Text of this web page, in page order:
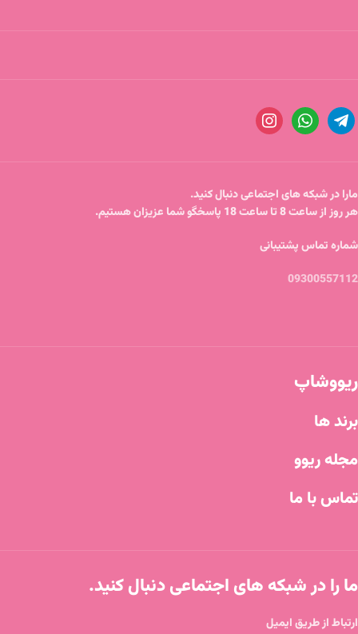
مارا در شبکه های اجتماعی دنبال کنید.
هر روز از ساعت 8 تا ساعت 18 پاسخگو شما عزیزان هستیم.
شماره تماس پشتیبانی
09300557112
ریووشاپ
برند ها
مجله ریوو
تماس با ما
ما را در شبکه های اجتماعی دنبال کنید.
ارتباط از طریق ایمیل